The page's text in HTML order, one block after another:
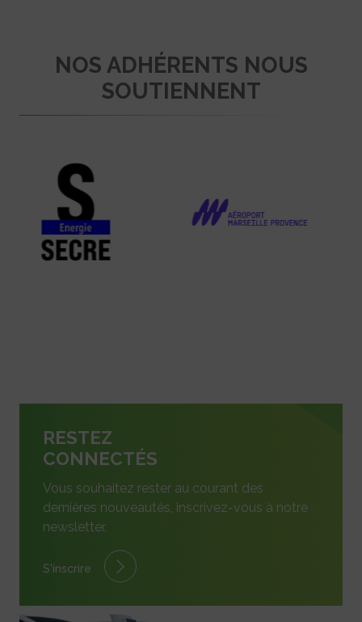
NOS ADHÉRENTS NOUS
SOUTIENNENT
RESTEZ
CONNECTÉS
Vous souhaitez rester au courant des
dernières nouveautés, inscrivez-vous à notre
newsletter.
S'inscrire